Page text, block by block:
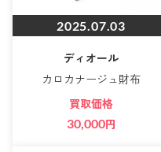
2025.07.03
ディオール
カロカナージュ財布
買取価格
30,000円